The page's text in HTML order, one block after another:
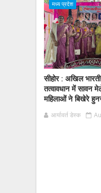
मध्य प्रदेश
सीहोर : अखिल
तत्वावधान में सावन
महिलाओं ने बिखेरे
आर्यावर्त डेस्क